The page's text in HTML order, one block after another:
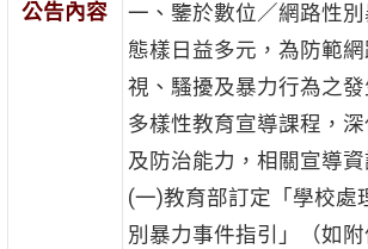
公告內容
一、鑒於數位／網路性別
態樣日益多元，為防範
視、騷擾及暴力行為之
多樣性教育宣導課程，
及防治能力，相關宣導資
(一)教育部訂定「學校處
別暴力事件指引」（如附